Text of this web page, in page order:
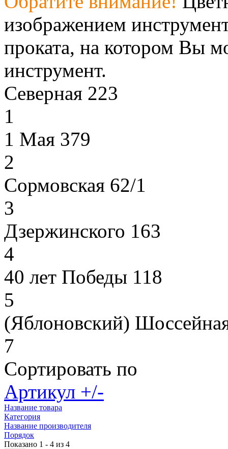
изображением
проката, на котором Вы
инструмент.
Северная 223
1
1 Мая 379
2
Сормовская 62/1
3
Дзержинского 163
4
40 лет Победы 118
5
(Яблоновский)
7
Сортировать по
Артикул +/-
Название товара
Категория
Название производителя
Порядок
Показано 1 - 4 из 4